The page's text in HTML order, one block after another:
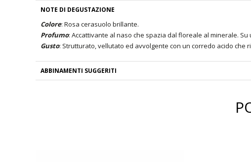
NOTE DI DEGUSTAZIONE
Colore: Rosa cerasuolo brillante.
Profumo: Accattivante al naso che spazia dal floreale al minerale.
Gusto: Strutturato, vellutato ed avvolgente con un corredo acido
ABBINAMENTI SUGGERITI